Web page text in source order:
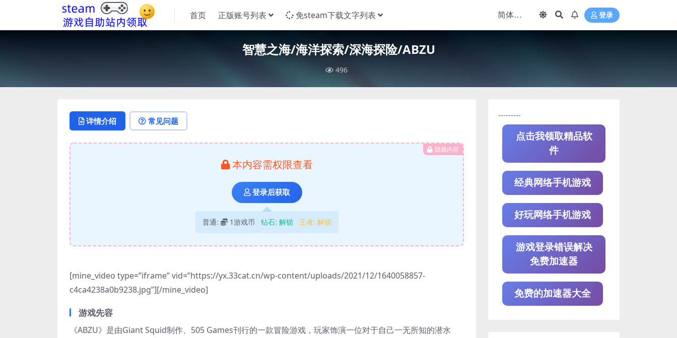
首页 正版账号列表 免steam下载文字列表 登录
智慧之海/海洋探索/深海探险/ABZU
496
详情介绍 常见问题
隐藏内容
本内容需权限查看
登录后获取
普通: 1游戏币 钻石: 解锁 王者: 解锁
[mine_video type=”iframe” vid=”https://yx.33cat.cn/wp-content/uploads/2021/12/1640058857-
c4ca4238a0b9238.jpg”][/mine_video]
游戏先容
《ABZU》是由Giant Squid制作、505 Games刊行的一款冒险游戏，玩家饰演一位对于自己一无所知的潜水
---------
点击我领取精品软
件
经典网络手机游戏
好玩网络手机游戏
游戏登录错误解决
免费加速器
免费的加速器大全